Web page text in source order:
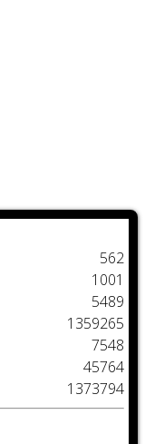
562
1001
5489
1359265
7548
45764
1373794